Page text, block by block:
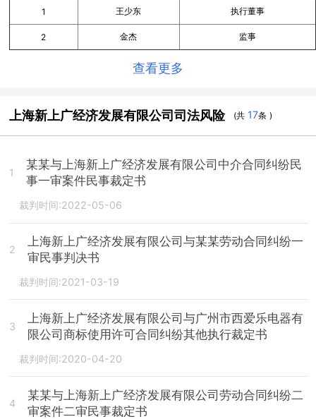
1 王少东 执行董事
2 金杰 监事
查看更多
上海新上广经济发展有限公司司法风险 (共 17条 )
1
某某与上海新上广经济发展有限公司中介合同纠纷民
事一审案件民事裁定书
裁判时间:2022-05-06
2
上海新上广经济发展有限公司与某某劳动合同纠纷一
审民事判决书
裁判时间:2021-03-19
3
上海新上广经济发展有限公司与广州市西爱乐电器有
限公司商标使用许可合同纠纷其他执行裁定书
裁判时间:2020-04-20
4
某某与上海新上广经济发展有限公司劳动合同纠纷二
审案件二审民事裁定书